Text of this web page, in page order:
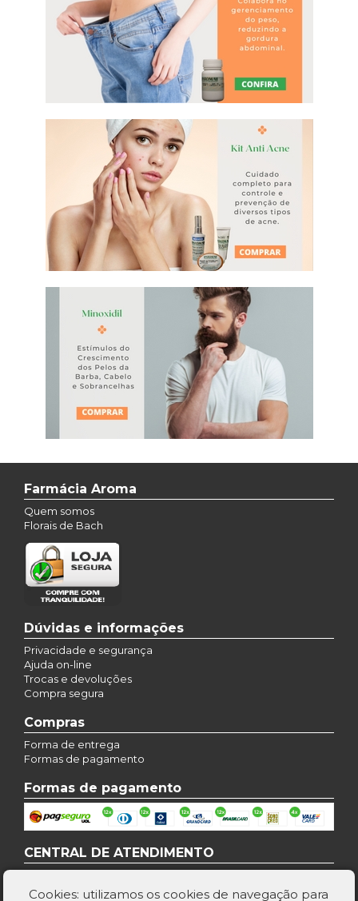
Farmácia Aroma
Quem somos
Florais de Bach
Dúvidas e informações
Privacidade e segurança
Ajuda on-line
Trocas e devoluções
Compra segura
Compras
Forma de entrega
Formas de pagamento
Formas de pagamento
CENTRAL DE ATENDIMENTO
Cookies: utilizamos os cookies de navegação para